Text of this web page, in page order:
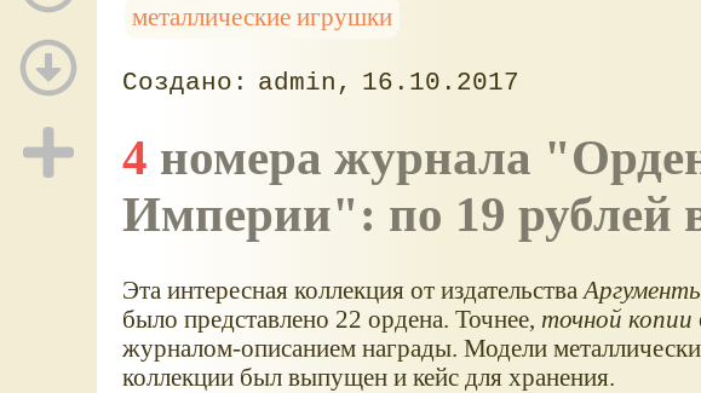
металлические игрушки
admin 16.10.2017
4 номера журнала "Ордена Российской
Империи": по 19 рублей
Эта интересная коллекция от издательства
было представлено 22 ордена. Точнее, точной копии
журналом-описанием награды. Модели
коллекции был выпущен и кейс для хранения.